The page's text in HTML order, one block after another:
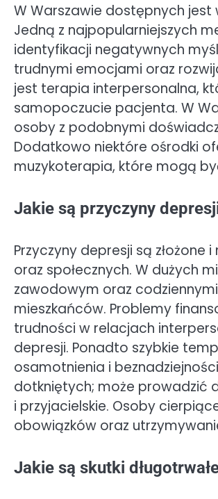
W Warszawie dostępnych
Jedną z najpopularniejszych
identyfikacji negatywnych
trudnymi emocjami oraz
jest terapia interpersonalna,
samopoczucie pacjenta. W
osoby z podobnymi
Dodatkowo niektóre ośrodki
muzykoterapia, które mogą
Jakie są przyczyny
Przyczyny depresji są
oraz społecznych. W dużych
zawodowym oraz
mieszkańców. Problemy
trudności w relacjach
depresji. Ponadto szybkie
osamotnienia i
dotkniętych; może prowadzić
i przyjacielskie. Osoby
obowiązków oraz
Jakie są skutki